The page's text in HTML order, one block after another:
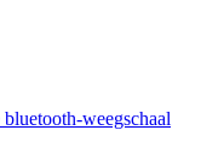
weegschaal